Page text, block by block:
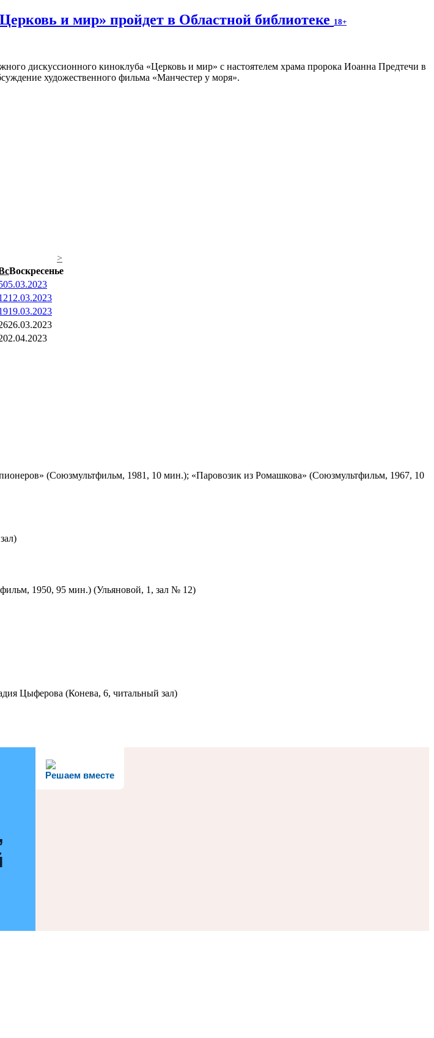
и мир» пройдет в Областной библиотеке 18+
дискуссионного киноклуба «Церковь и мир» с настоятелем храма пророка Иоанна Предтечи в
художественного фильма «Манчестер у моря».
>
Воскресенье
05.03.2023
12.03.2023
19.03.2023
26.03.2023
02.04.2023
(Союзмультфильм, 1981, 10 мин.); «Паровозик из Ромашкова» (Союзмультфильм, 1967, 10
1950, 95 мин.) (Ульяновой, 1, зал № 12)
Цыферова (Конева, 6, читальный зал)
Решаем вместе